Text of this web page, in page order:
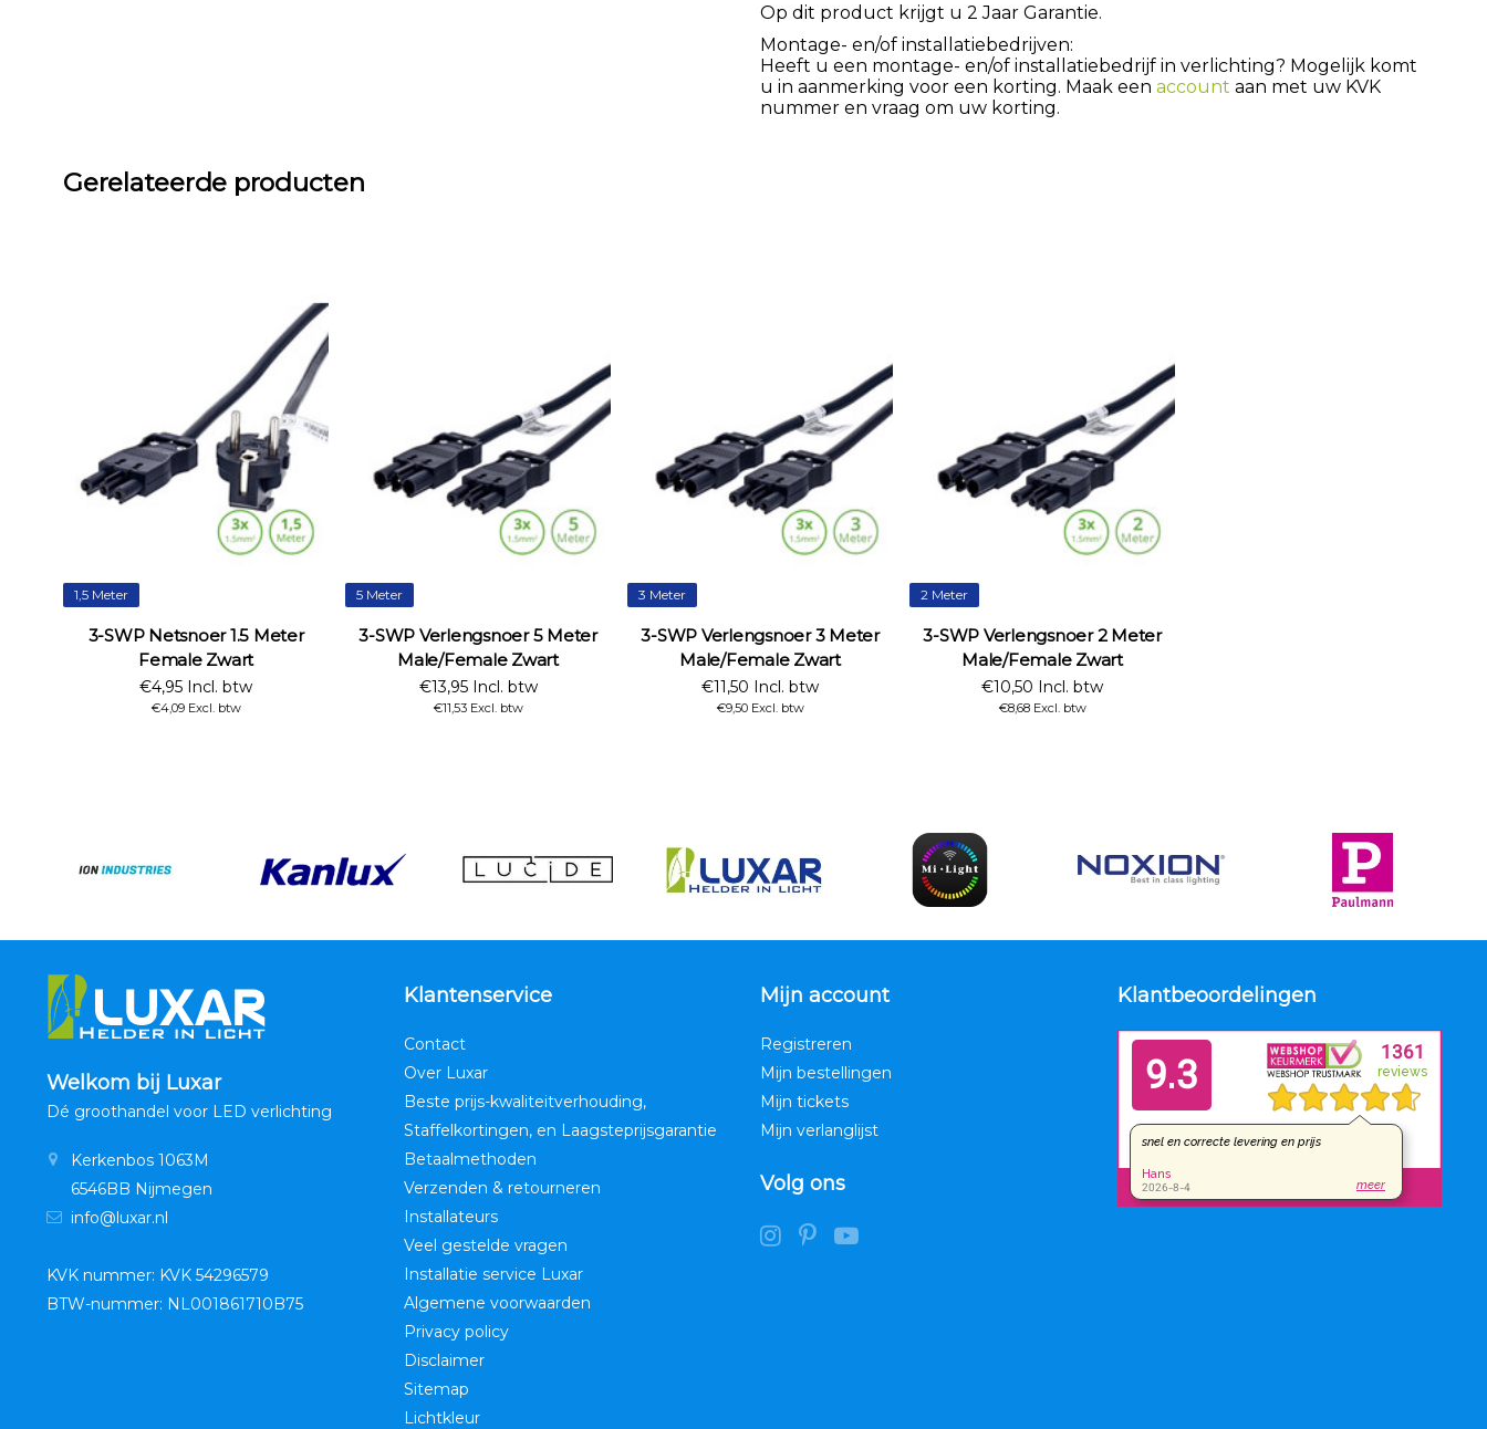
Op dit product krijgt u 2 Jaar Garantie.
Montage- en/of installatiebedrijven:
Heeft u een montage- en/of installatiebedrijf in verlichting? Mogelijk komt
u in aanmerking voor een korting. Maak een account aan met uw KVK
nummer en vraag om uw korting.
Gerelateerde producten
1,5 Meter
3-SWP Netsnoer 1.5 Meter
Female Zwart
€4,95 Incl. btw
€4,09 Excl. btw
5 Meter
3-SWP Verlengsnoer 5 Meter
Male/Female Zwart
€13,95 Incl. btw
€11,53 Excl. btw
3 Meter
3-SWP Verlengsnoer 3 Meter
Male/Female Zwart
€11,50 Incl. btw
€9,50 Excl. btw
2 Meter
3-SWP Verlengsnoer 2 Meter
Male/Female Zwart
€10,50 Incl. btw
€8,68 Excl. btw
Welkom bij Luxar
Dé groothandel voor LED verlichting
Kerkenbos 1063M
6546BB Nijmegen
info@luxar.nl
KVK nummer: KVK 54296579
BTW-nummer: NL001861710B75
Klantenservice
Contact
Over Luxar
Beste prijs-kwaliteitverhouding,
Staffelkortingen, en Laagsteprijsgarantie
Betaalmethoden
Verzenden & retourneren
Installateurs
Veel gestelde vragen
Installatie service Luxar
Algemene voorwaarden
Privacy policy
Disclaimer
Sitemap
Lichtkleur
Mijn account
Registreren
Mijn bestellingen
Mijn tickets
Mijn verlanglijst
Volg ons
Klantbeoordelingen